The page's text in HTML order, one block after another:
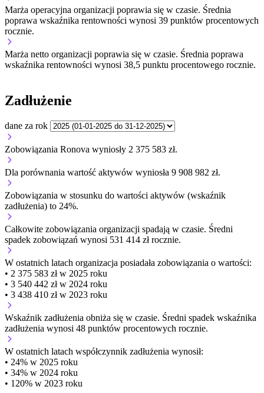
Marża operacyjna organizacji poprawia się w czasie. Średnia
poprawa wskaźnika rentowności wynosi 39 punktów procentowych
rocznie.
Marża netto organizacji poprawia się w czasie. Średnia poprawa
wskaźnika rentowności wynosi 38,5 punktu procentowego rocznie.
Zadłużenie
dane za rok
Zobowiązania Ronova wyniosły 2 375 583 zł.
Dla porównania wartość aktywów wyniosła 9 908 982 zł.
Zobowiązania w stosunku do wartości aktywów (wskaźnik
zadłużenia) to 24%.
Całkowite zobowiązania organizacji spadają w czasie. Średni
spadek zobowiązań wynosi 531 414 zł rocznie.
W ostatnich latach organizacja posiadała zobowiązania o wartości:
• 2 375 583 zł w 2025 roku
• 3 540 442 zł w 2024 roku
• 3 438 410 zł w 2023 roku
Wskaźnik zadłużenia obniża się w czasie. Średni spadek wskaźnika
zadłużenia wynosi 48 punktów procentowych rocznie.
W ostatnich latach współczynnik zadłużenia wynosił:
• 24% w 2025 roku
• 34% w 2024 roku
• 120% w 2023 roku